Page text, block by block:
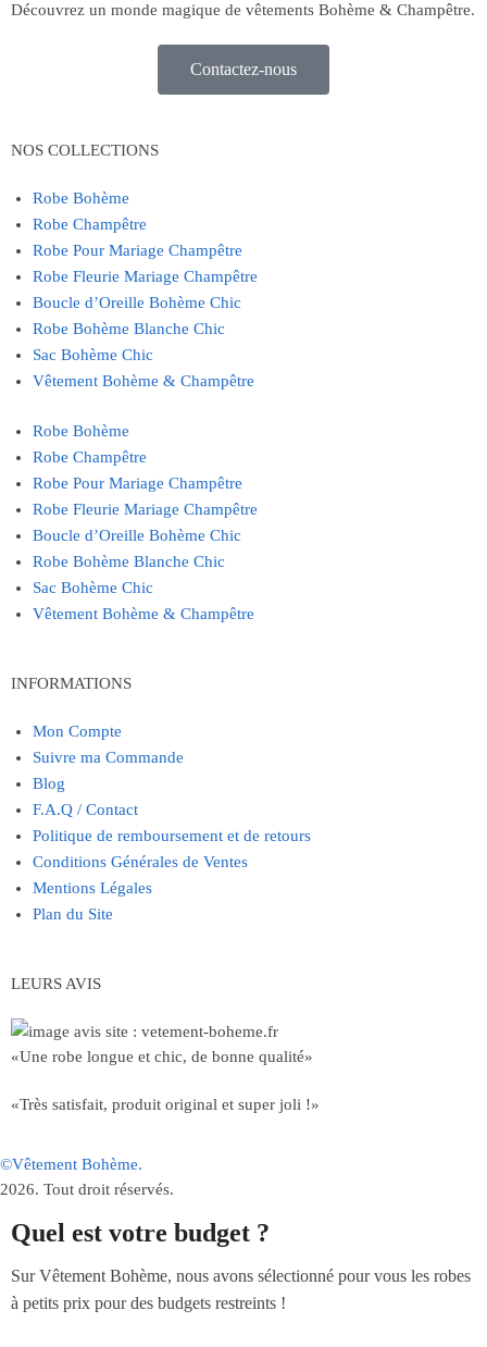
Découvrez un monde magique de vêtements Bohème & Champêtre.
Contactez-nous
NOS COLLECTIONS
Robe Bohème
Robe Champêtre
Robe Pour Mariage Champêtre
Robe Fleurie Mariage Champêtre
Boucle d’Oreille Bohème Chic
Robe Bohème Blanche Chic
Sac Bohème Chic
Vêtement Bohème & Champêtre
Robe Bohème
Robe Champêtre
Robe Pour Mariage Champêtre
Robe Fleurie Mariage Champêtre
Boucle d’Oreille Bohème Chic
Robe Bohème Blanche Chic
Sac Bohème Chic
Vêtement Bohème & Champêtre
INFORMATIONS
Mon Compte
Suivre ma Commande
Blog
F.A.Q / Contact
Politique de remboursement et de retours
Conditions Générales de Ventes
Mentions Légales
Plan du Site
LEURS AVIS
«Une robe longue et chic, de bonne qualité»
«Très satisfait, produit original et super joli !»
©Vêtement Bohème.
2026. Tout droit réservés.
Quel est votre budget ?
Sur Vêtement Bohème, nous avons sélectionné pour vous les robes
à petits prix pour des budgets restreints !